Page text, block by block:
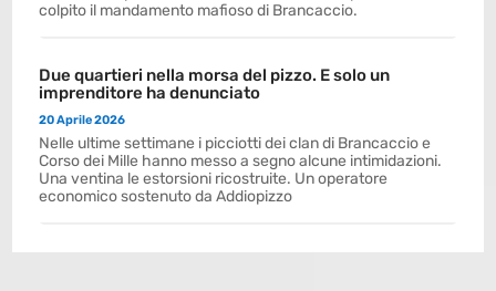
colpito il mandamento mafioso di Brancaccio.
Due quartieri nella morsa del pizzo. E solo un
imprenditore ha denunciato
20 Aprile 2026
Nelle ultime settimane i picciotti dei clan di Brancaccio e
Corso dei Mille hanno messo a segno alcune intimidazioni.
Una ventina le estorsioni ricostruite. Un operatore
economico sostenuto da Addiopizzo